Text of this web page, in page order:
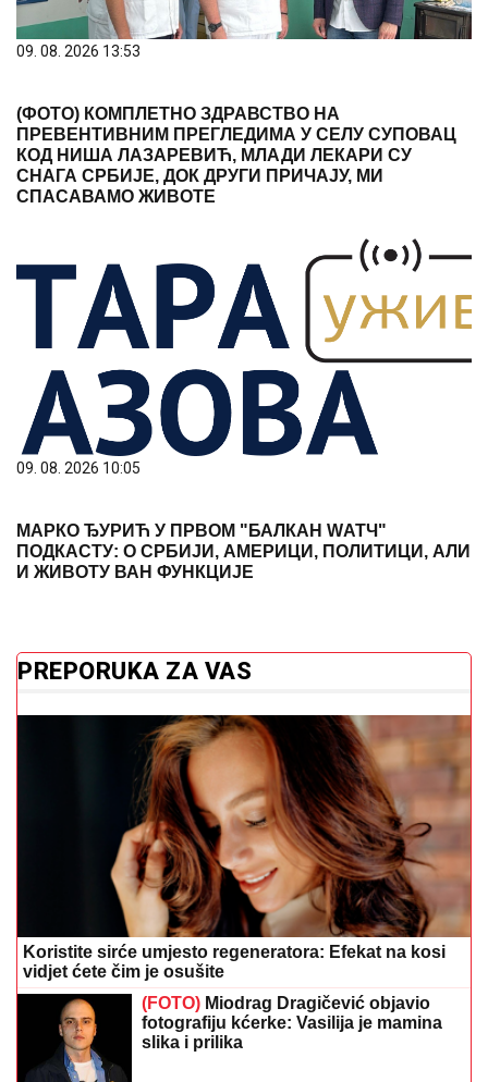
09. 08. 2026 13:53
(ФОТО) КОМПЛЕТНО ЗДРАВСТВО НА
ПРЕВЕНТИВНИМ ПРЕГЛЕДИМА У СЕЛУ СУПОВАЦ
КОД НИША ЛАЗАРЕВИЋ, МЛАДИ ЛЕКАРИ СУ
СНАГА СРБИЈЕ, ДОК ДРУГИ ПРИЧАЈУ, МИ
СПАСАВАМО ЖИВОТЕ
09. 08. 2026 10:05
МАРКО ЂУРИЋ У ПРВОМ "БАЛКАН WАТЧ"
ПОДКАСТУ: О СРБИЈИ, АМЕРИЦИ, ПОЛИТИЦИ, АЛИ
И ЖИВОТУ ВАН ФУНКЦИЈЕ
PREPORUKA ZA VAS
Koristite sirće umjesto regeneratora: Efekat na kosi
vidjet ćete čim je osušite
(FOTO) Miodrag Dragičević objavio
fotografiju kćerke: Vasilija je mamina
slika i prilika